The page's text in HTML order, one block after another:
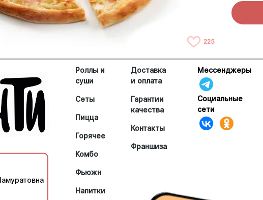
225
Роллы и
суши
Сеты
Пицца
Горячее
Комбо
Фьюжн
Напитки
Доставка
и оплата
Гарантии
качества
Контакты
Франшиза
Мессенджеры
Социальные
сети